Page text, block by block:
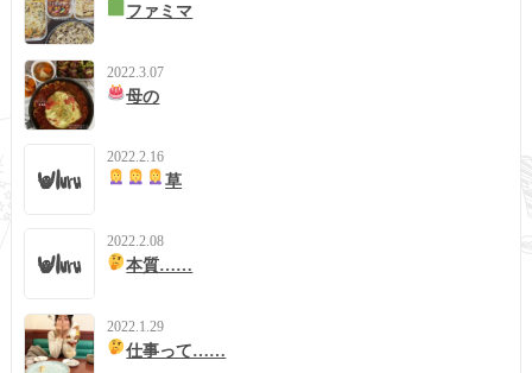
ファミマ
2022.3.07
母の
2022.2.16
草
2022.2.08
本質……
2022.1.29
仕事って……